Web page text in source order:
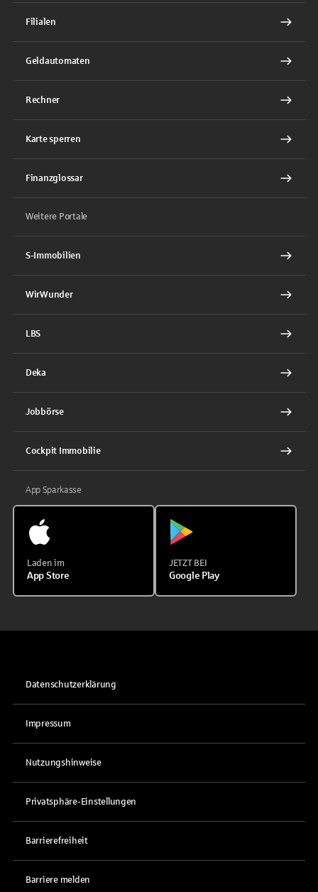
Filialen
Geldautomaten
Rechner
Karte sperren
Finanzglossar
Weitere Portale
S-Immobilien
WirWunder
LBS
Deka
Jobbörse
Cockpit Immobilie
App Sparkasse
Laden im
App Store
JETZT BEI
Google Play
Datenschutzerklärung
Impressum
Nutzungshinweise
Privatsphäre-Einstellungen
Barrierefreiheit
Barriere melden